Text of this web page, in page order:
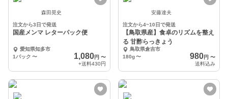
森田晃史
注文から3日で発送
国産メンマ レターパック便
愛知県知多市
1パック 〜 1,080円 〜
+送料430円
安藤達夫
注文から4~10日で発送
【鳥取県産】食卓のリズムを整え
る 甘酢らっきょう
鳥取県倉吉市
180g 〜 980円 〜
送料込み